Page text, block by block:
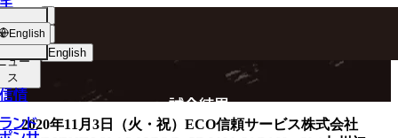
English
ョッ
プ
ュー
ス
情
ンド
English MATCH RESULT
試合結果
2020年11月3日（火・祝）ECO信頼サービス株式会社